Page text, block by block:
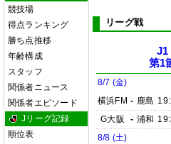
競技場
得点ランキング
勝ち点推移
年齢構成
スタッフ
関係者ニュース
関係者エピソード
Jリーグ記録
順位表
リーグ戦
J1
第1
8/7 (金)
横浜FM - 鹿島
G大阪
- 浦和
8/8 (土)